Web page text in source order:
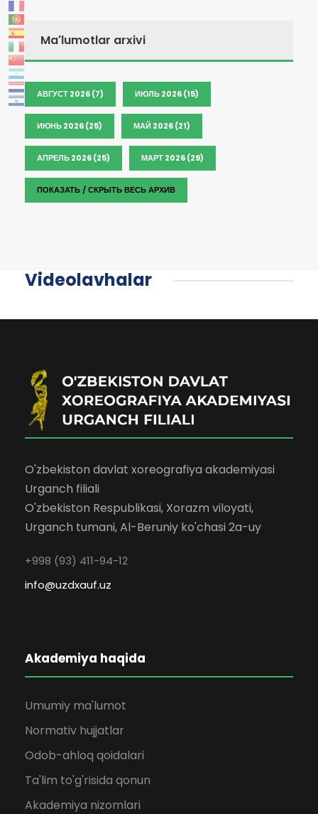
Ma'lumotlar arxivi
АВГУСТ 2026 (7) ИЮЛЬ 2026 (15)
ИЮНЬ 2026 (25) МАЙ 2026 (21)
АПРЕЛЬ 2026 (25) МАРТ 2026 (29)
ПОКАЗАТЬ / СКРЫТЬ ВЕСЬ АРХИВ
Videolavhalar
O'zbekiston davlat xoreografiya akademiyasi
Urganch filiali
O'zbekiston Respublikasi, Xorazm viloyati,
Urganch tumani, Al-Beruniy ko'chasi 2a-uy
+998 (93) 411-94-12
info@uzdxauf.uz
Akademiya haqida
Umumiy ma'lumot
Normativ hujjatlar
Odob-ahloq qoidalari
Ta'lim to'g'risida qonun
Akademiya nizomlari